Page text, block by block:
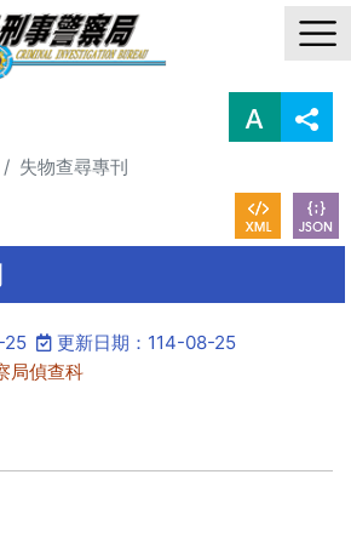
失物查尋專刊
25
更新日期：114-08-25
局偵查科